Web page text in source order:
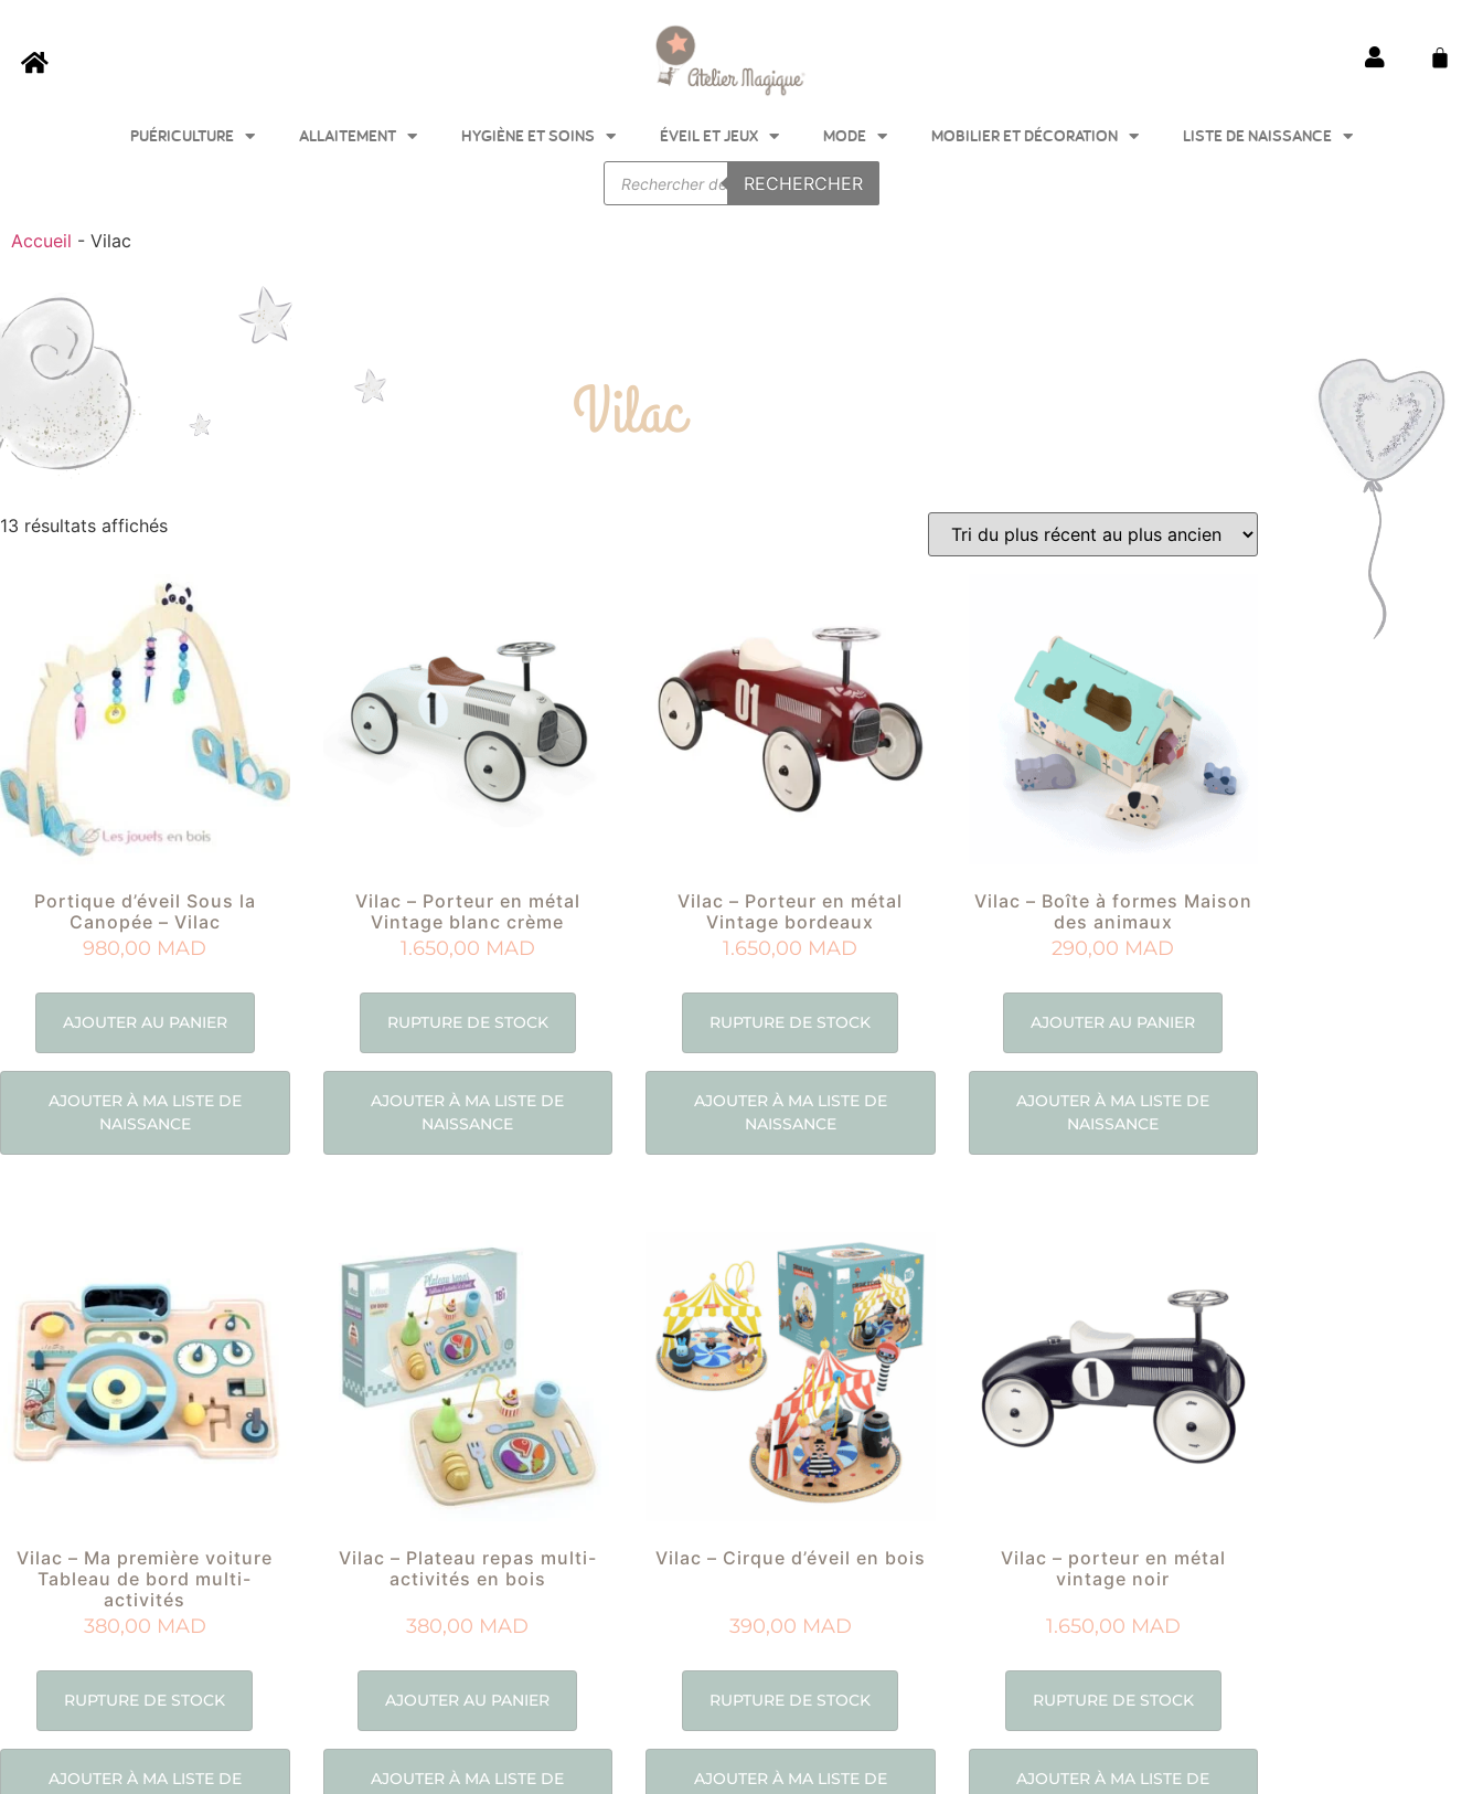
PUÉRICULTURE ALLAITEMENT HYGIÈNE ET SOINS ÉVEIL ET JEUX MODE MOBILIER ET DÉCORATION LISTE DE NAISSANCE
RECHERCHER
Accueil - Vilac
Vilac
13 résultats affichés
Portique d’éveil Sous la
Canopée – Vilac
980,00 MAD
AJOUTER AU PANIER
AJOUTER À MA LISTE DE
NAISSANCE
Vilac – Porteur en métal
Vintage blanc crème
1.650,00 MAD
RUPTURE DE STOCK
AJOUTER À MA LISTE DE
NAISSANCE
Vilac – Porteur en métal
Vintage bordeaux
1.650,00 MAD
RUPTURE DE STOCK
AJOUTER À MA LISTE DE
NAISSANCE
Vilac – Boîte à formes Maison
des animaux
290,00 MAD
AJOUTER AU PANIER
AJOUTER À MA LISTE DE
NAISSANCE
Vilac – Ma première voiture
Tableau de bord multi-
activités
380,00 MAD
RUPTURE DE STOCK
AJOUTER À MA LISTE DE
Vilac – Plateau repas multi-
activités en bois
380,00 MAD
AJOUTER AU PANIER
AJOUTER À MA LISTE DE
Vilac – Cirque d’éveil en bois
390,00 MAD
RUPTURE DE STOCK
AJOUTER À MA LISTE DE
Vilac – porteur en métal
vintage noir
1.650,00 MAD
RUPTURE DE STOCK
AJOUTER À MA LISTE DE